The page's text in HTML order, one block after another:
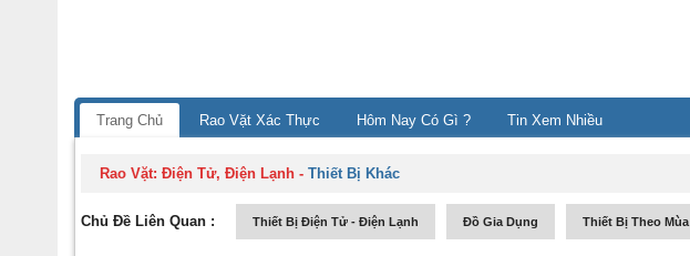
Trang Chủ Rao Vặt Xác Thực Hôm Nay Có Gì ? Tin Xem Nhiều
Rao Vặt:Điện Tử, Điện Lạnh -Thiết Bị Khác
Chủ Đề Liên Quan : Thiết Bị Điện Tử - Điện Lạnh Đồ Gia Dụng Thiết Bị Theo Mùa